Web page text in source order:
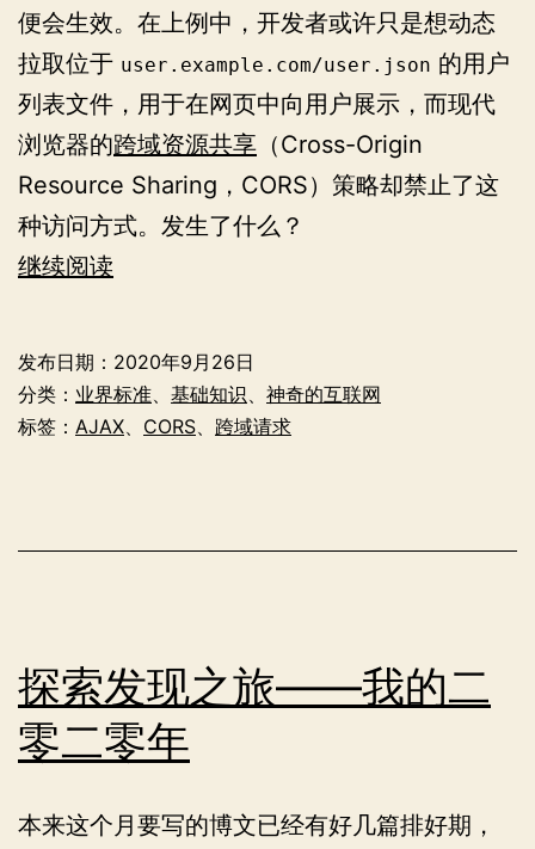
便会生效。在上例中，开发者或许只是想动态
拉取位于 user.example.com/user.json 的用户
列表文件，用于在网页中向用户展示，而现代
浏览器的跨域资源共享 （Cross-Origin
Resource Sharing，CORS）策略却禁止了这
种访问方式。发生了什么？
继续阅读
中
的
资
享
（CORS）
策
发布日期： 2020年9月26日
分类： 业界标准 基础知识
神奇的互联网
标签： AJAX CORS 跨域请求
探索发现之旅——我的二
零二零年
本来这个月要写的博文已经有好几篇排好期，